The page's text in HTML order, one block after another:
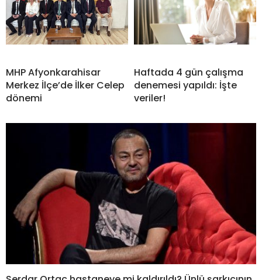
MHP Afyonkarahisar
Merkez İlçe’de İlker Celep
dönemi
Haftada 4 gün çalışma
denemesi yapıldı: İşte
veriler!